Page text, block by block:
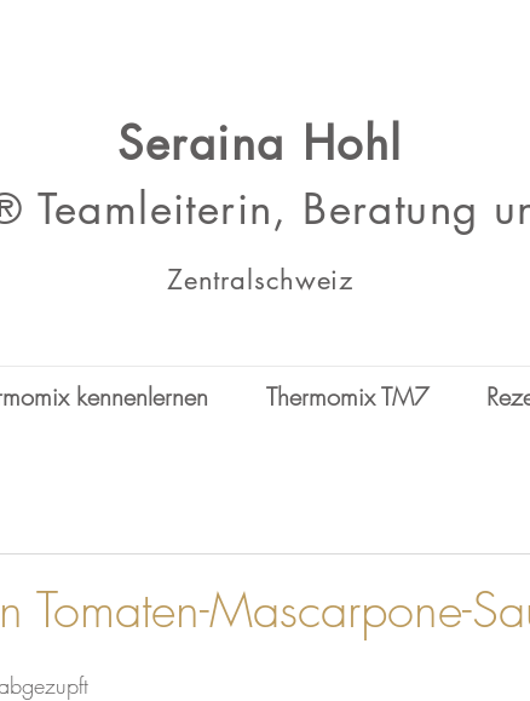
Seraina Hohl
Teamleiterin, Beratung
Zentralschweiz
kennenlernen Thermomix TM7
Tomaten-Mascarpone-